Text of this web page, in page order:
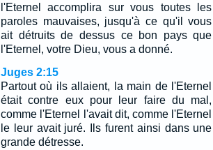
l'Eternel accomplira sur vous toutes les
paroles mauvaises, jusqu'à ce qu'il vous
ait détruits de dessus ce bon pays que
l'Eternel, votre Dieu, vous a donné.
Juges 2:15
Partout où ils allaient, la main de l'Eternel
était contre eux pour leur faire du mal,
comme l'Eternel l'avait dit, comme l'Eternel
le leur avait juré. Ils furent ainsi dans une
grande détresse.